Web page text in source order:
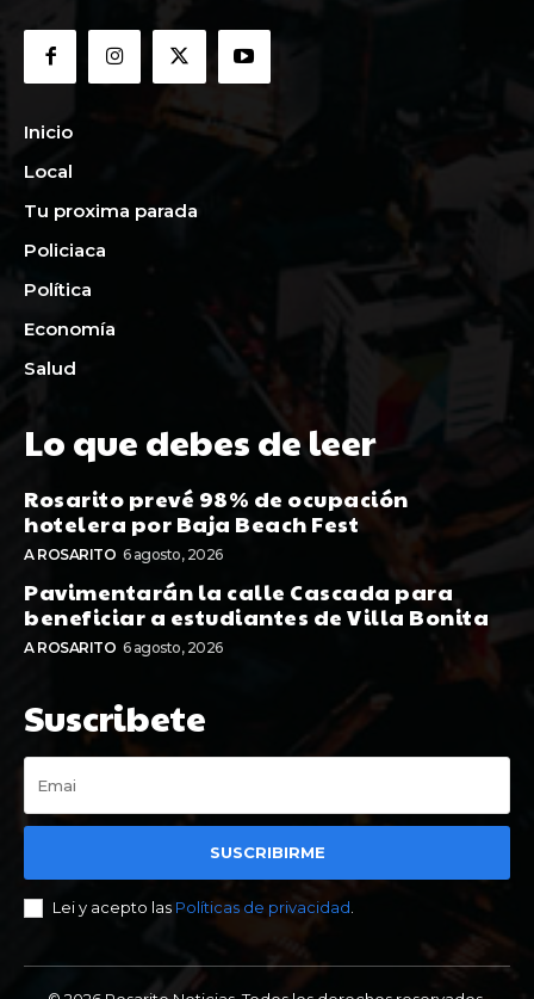
Inicio
Local
Tu proxima parada
Policiaca
Política
Economía
Salud
Lo que debes de leer
Rosarito prevé 98% de ocupación
hotelera por Baja Beach Fest
A ROSARITO 6 agosto, 2026
Pavimentarán la calle Cascada para
beneficiar a estudiantes de Villa Bonita
A ROSARITO 6 agosto, 2026
Suscribete
SUSCRIBIRME
Lei y acepto las Políticas de privacidad